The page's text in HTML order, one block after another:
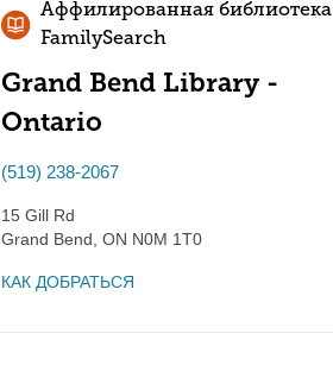
Аффилированная библиотека
FamilySearch
Grand Bend Library -
Ontario
(519) 238-2067
15 Gill Rd
Grand Bend ON N0M 1T0
КАК ДОБРАТЬСЯ